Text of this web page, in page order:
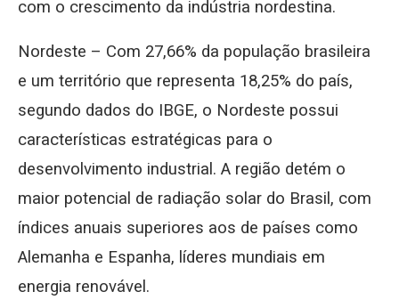
com o crescimento da indústria nordestina.
Nordeste – Com 27,66% da população brasileira
e um território que representa 18,25% do país,
segundo dados do IBGE, o Nordeste possui
características estratégicas para o
desenvolvimento industrial. A região detém o
maior potencial de radiação solar do Brasil, com
índices anuais superiores aos de países como
Alemanha e Espanha, líderes mundiais em
energia renovável.